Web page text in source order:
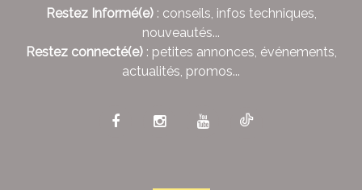
Restez Informé(e): conseils, infos techniques,
nouveautés...
Restez connecté(e): petites annonces, événements,
actualités, promos...